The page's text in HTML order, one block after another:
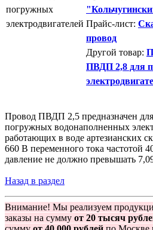
Прайс-лист:
провод
Другой товар:
ПВДП 2,8 для
Провод ПВДП 2,5 предназначен
погружных водонаполненных
работающих в воде артезианских
660 В переменного тока частотой
давление не должно превышать
Назад в раздел
Внимание! Мы реализуем
заказы на сумму от 20 тысяч